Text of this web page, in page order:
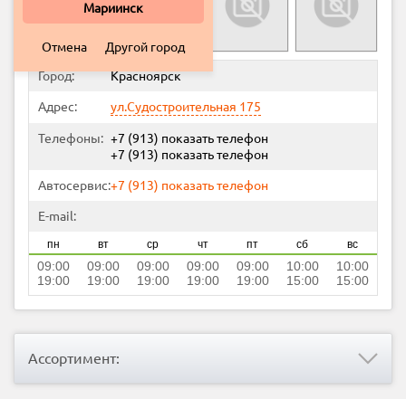
Мариинск
Отмена Другой город
Город: Красноярск
Адрес: ул.Судостроительная 175
Телефоны: +7 (913) показать телефон
+7 (913) показать телефон
Автосервис:+7 (913) показать телефон
E-mail:
пн вт ср чт пт сб вс
09:00
19:00
09:00
19:00
09:00
19:00
09:00
19:00
09:00
19:00
10:00
15:00
10:00
15:00
Ассортимент: